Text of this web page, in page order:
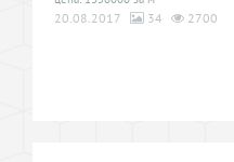
20.08.2017 34 2700